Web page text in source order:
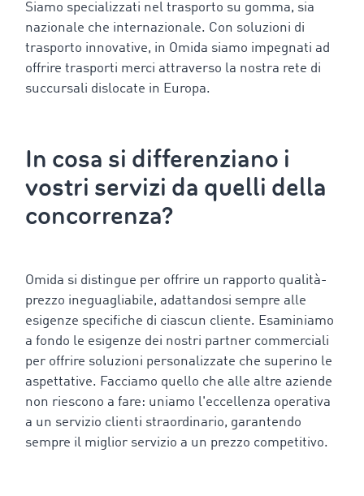
Siamo specializzati nel trasporto su gomma, sia
nazionale che internazionale. Con soluzioni di
trasporto innovative, in Omida siamo impegnati ad
offrire trasporti merci attraverso la nostra rete di
succursali dislocate in Europa.
In cosa si differenziano i
vostri servizi da quelli della
concorrenza?
Omida si distingue per offrire un rapporto qualità-
prezzo ineguagliabile, adattandosi sempre alle
esigenze specifiche di ciascun cliente. Esaminiamo
a fondo le esigenze dei nostri partner commerciali
per offrire soluzioni personalizzate che superino le
aspettative. Facciamo quello che alle altre aziende
non riescono a fare: uniamo l'eccellenza operativa
a un servizio clienti straordinario, garantendo
sempre il miglior servizio a un prezzo competitivo.